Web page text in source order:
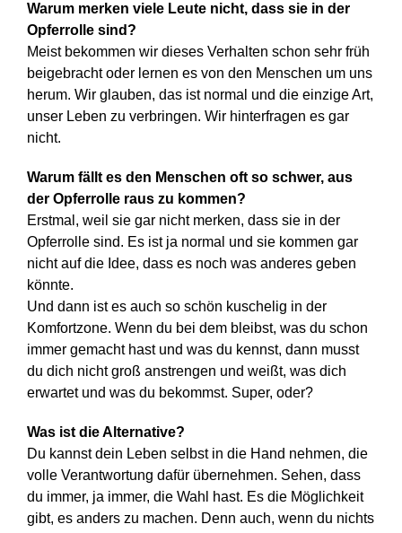
Warum merken viele Leute nicht, dass sie in der
Opferrolle sind?
Meist bekommen wir dieses Verhalten schon sehr früh
beigebracht oder lernen es von den Menschen um uns
herum. Wir glauben, das ist normal und die einzige Art,
unser Leben zu verbringen. Wir hinterfragen es gar
nicht.
Warum fällt es den Menschen oft so schwer, aus
der Opferrolle raus zu kommen?
Erstmal, weil sie gar nicht merken, dass sie in der
Opferrolle sind. Es ist ja normal und sie kommen gar
nicht auf die Idee, dass es noch was anderes geben
könnte.
Und dann ist es auch so schön kuschelig in der
Komfortzone. Wenn du bei dem bleibst, was du schon
immer gemacht hast und was du kennst, dann musst
du dich nicht groß anstrengen und weißt, was dich
erwartet und was du bekommst. Super, oder?
Was ist die Alternative?
Du kannst dein Leben selbst in die Hand nehmen, die
volle Verantwortung dafür übernehmen. Sehen, dass
du immer, ja immer, die Wahl hast. Es die Möglichkeit
gibt, es anders zu machen. Denn auch, wenn du nichts